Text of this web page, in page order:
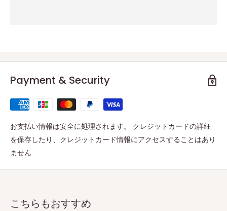
Payment & Security
お支払い情報は安全に処理されます。 クレジットカードの詳細
を保存したり、クレジットカード情報にアクセスすることはあり
ません
こちらもおすすめ